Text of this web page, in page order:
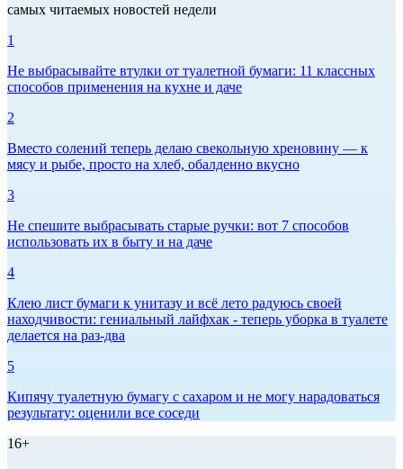
самых читаемых новостей недели
1
Не выбрасывайте втулки от туалетной бумаги: 11 классных
способов применения на кухне и даче
2
Вместо солений теперь делаю свекольную хреновину — к
мясу и рыбе, просто на хлеб, обалденно вкусно
3
Не спешите выбрасывать старые ручки: вот 7 способов
использовать их в быту и на даче
4
Клею лист бумаги к унитазу и всё лето радуюсь своей
находчивости: гениальный лайфхак - теперь уборка в туалете
делается на раз-два
5
Кипячу туалетную бумагу с сахаром и не могу нарадоваться
результату: оценили все соседи
16+